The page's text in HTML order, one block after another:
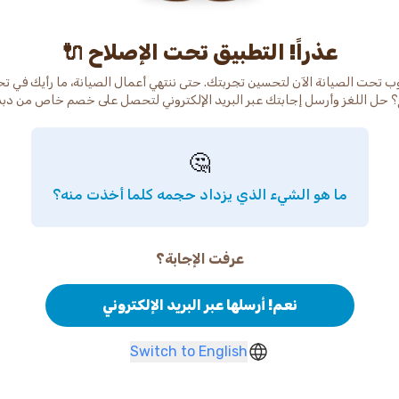
عذراً! التطبيق تحت الإصلاح 🔌
تحت الصيانة الآن لتحسين تجربتك. حتى ننتهي أعمال الصيانة، ما رأيك في
حل اللغز وأرسل إجابتك عبر البريد الإلكتروني لتحصل على خصم خاص من
🤔
ما هو الشيء الذي يزداد حجمه كلما أخذت منه؟
عرفت الإجابة؟
نعم! أرسلها عبر البريد الإلكتروني
Switch to English